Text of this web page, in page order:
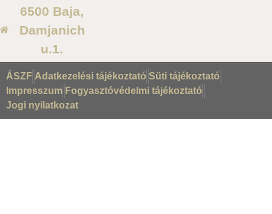
6500 Baja,
Damjanich
u.1.
ÁSZF Adatkezelési tájékoztató Süti tájékoztató
Impresszum Fogyasztóvédelmi tájékoztató
Jogi nyilatkozat